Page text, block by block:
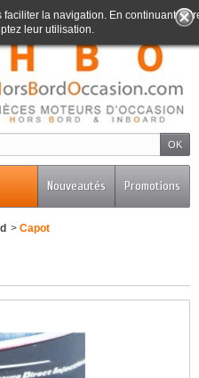
Promotions
Nouveautés
la navigation. En continuant
leur utilisation.
> Capot